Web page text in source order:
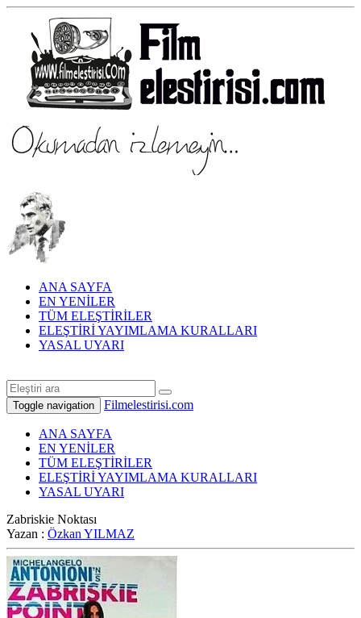
ANA SAYFA
EN YENİLER
TÜM ELEŞTİRİLER
ELEŞTİRİ YAYIMLAMA KURALLARI
YASAL UYARI
Toggle navigation Filmelestirisi.com
ANA SAYFA
EN YENİLER
TÜM ELEŞTİRİLER
ELEŞTİRİ YAYIMLAMA KURALLARI
YASAL UYARI
Zabriskie Noktası
Yazan : Özkan YILMAZ